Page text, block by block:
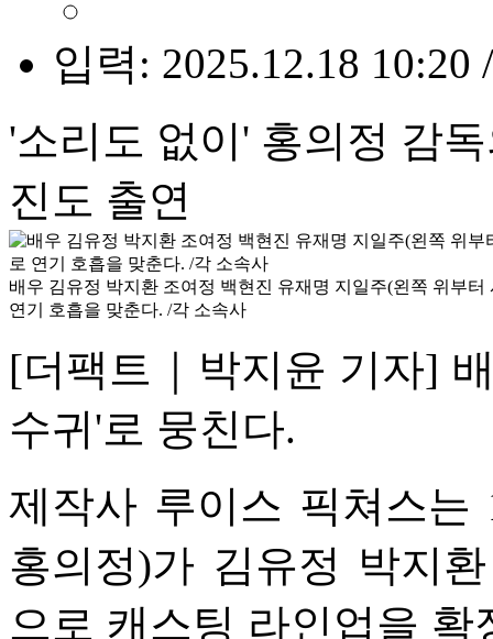
입력: 2025.12.18 10:20
'소리도 없이' 홍의정 감
진도 출연
배우 김유정 박지환 조여정 백현진 유재명 지일주(왼쪽 위부
연기 호흡을 맞춘다. /각 소속사
[더팩트｜박지윤 기자]
수귀'로 뭉친다.
제작사 루이스 픽쳐스는
홍의정)가 김유정 박지
으로 캐스팅 라인업을